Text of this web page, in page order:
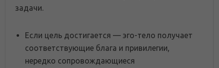
задачи.
Если цель достигается — эго-тело получает
соответствующие блага и привилегии,
нередко сопровождающиеся